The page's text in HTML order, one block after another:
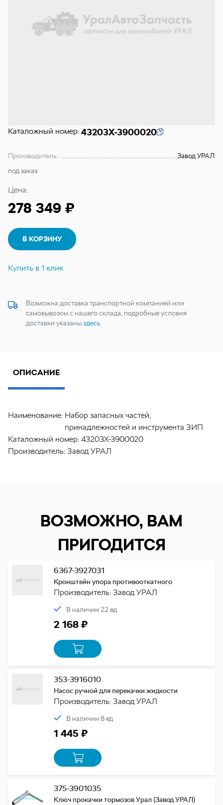
Каталожный номер: 43203Х-3900020
Производитель:
Завод УРАЛ
под заказ
Цена:
278 349 ₽
В КОРЗИНУ
Купить в 1 клик
Возможна доставка транспортной компанией или
самовывозом с нашего склада, подробные условия
доставки указаныздесь
ОПИСАНИЕ
Наименование: Набор запасных частей,
принадлежностей и инструмента ЗИП
Каталожный номер: 43203Х-3900020
Производитель: Завод УРАЛ
ВОЗМОЖНО, ВАМ
ПРИГОДИТСЯ
6367-3927031
Кронштейн упора противооткатного
Производитель: Завод УРАЛ
В наличии 22 ед
2 168 ₽
353-3916010
Насос ручной для перекачки жидкости
Производитель: Завод УРАЛ
В наличии 8 ед
1 445 ₽
375-3901035
Ключ прокачки тормозов Урал (Завод УРАЛ)